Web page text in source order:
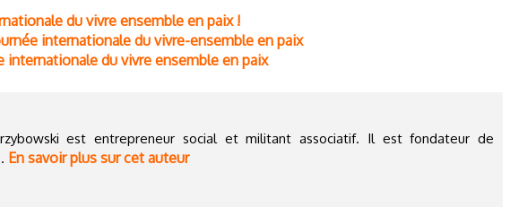
du vivre ensemble en paix !
internationale du vivre-ensemble en paix
internationale du vivre ensemble en paix
est entrepreneur social et militant associatif. Il est fondateur de
En savoir plus sur cet auteur